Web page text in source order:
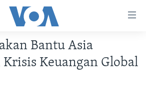
Bantu Asia
Keuangan Global